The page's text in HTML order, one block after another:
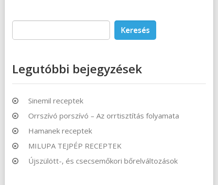
Keresés:
Legutóbbi bejegyzések
Sinemil receptek
Orrszívó porszívó – Az orrtisztítás folyamata
Hamanek receptek
MILUPA TEJPÉP RECEPTEK
Újszülött-, és csecsemőkori bőrelváltozások